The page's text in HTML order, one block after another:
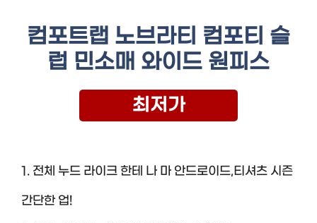
컴포트랩 노브라티 컴포티 슬
럽 민소매 와이드 원피스
최저가
1. 전체 누드 라이크 한테 나 마 안드로이드,티셔츠 시즌
간단한 업!